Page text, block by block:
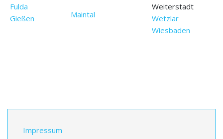
Fulda
Gießen
Maintal
Weiterstadt
Wetzlar
Wiesbaden
Impressum